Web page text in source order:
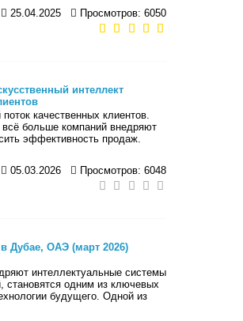
25.04.2025
Просмотров: 6050
интеллект
качественных клиентов.
больше компаний внедряют
эффективность продаж.
05.03.2026
Просмотров: 6048
Дубае, ОАЭ (март 2026)
интеллектуальные системы
одним из ключевых
будущего. Одной из